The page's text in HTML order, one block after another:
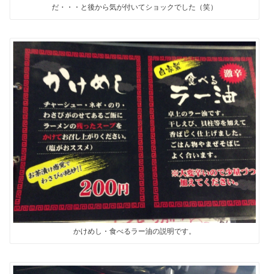
だ・・・と後から気が付いてショックでした（笑）
かけめし・食べるラー油の説明です。